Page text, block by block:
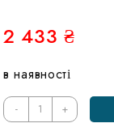
2 433₴
в наявності
-
Кількість
Форсунка
+